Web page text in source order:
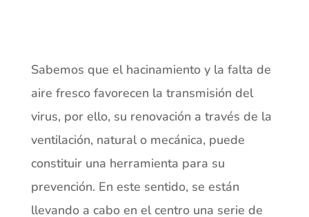
Sabemos que el hacinamiento y la falta de
aire fresco favorecen la transmisión del
virus, por ello, su renovación a través de la
ventilación, natural o mecánica, puede
constituir una herramienta para su
prevención. En este sentido, se están
llevando a cabo en el centro una serie de